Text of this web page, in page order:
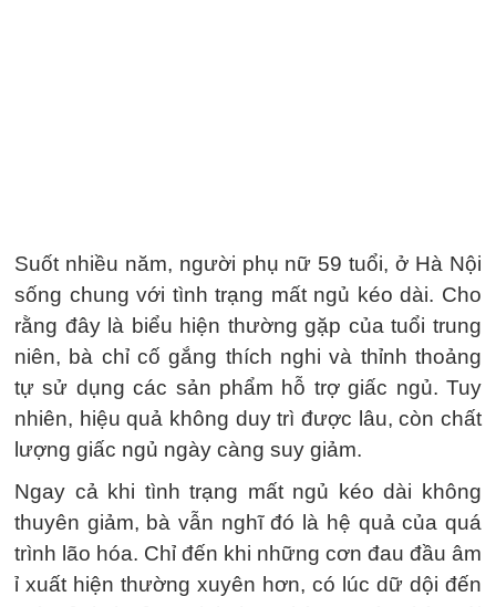
Suốt nhiều năm, người phụ nữ 59 tuổi, ở Hà Nội
sống chung với tình trạng mất ngủ kéo dài. Cho
rằng đây là biểu hiện thường gặp của tuổi trung
niên, bà chỉ cố gắng thích nghi và thỉnh thoảng
tự sử dụng các sản phẩm hỗ trợ giấc ngủ. Tuy
nhiên, hiệu quả không duy trì được lâu, còn chất
lượng giấc ngủ ngày càng suy giảm.
Ngay cả khi tình trạng mất ngủ kéo dài không
thuyên giảm, bà vẫn nghĩ đó là hệ quả của quá
trình lão hóa. Chỉ đến khi những cơn đau đầu âm
ỉ xuất hiện thường xuyên hơn, có lúc dữ dội đến